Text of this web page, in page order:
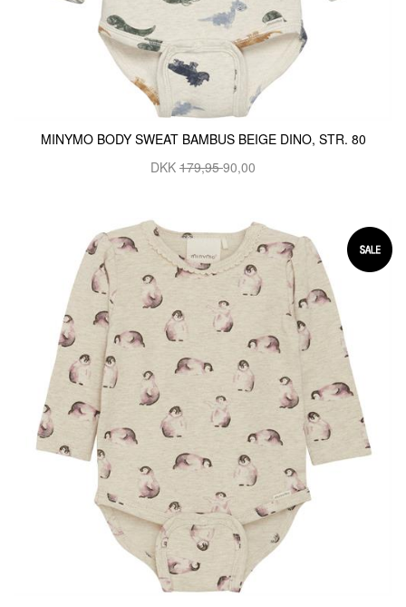
MINYMO BODY SWEAT BAMBUS BEIGE DINO, STR. 80
DKK 179,9590,00